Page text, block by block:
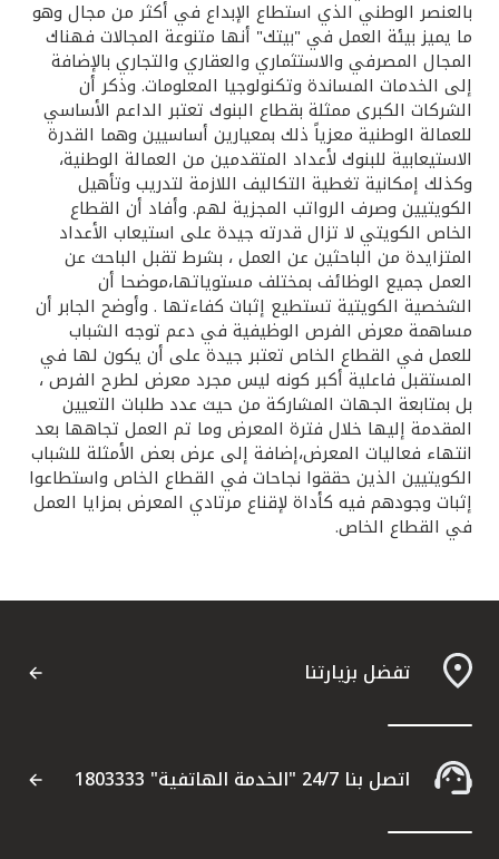
مملكة البحرين
بالعنصر الوطني الذي استطاع الإبداع في أكثر من مجال وهو
ما يميز بيئة العمل في "بيتك" أنها متنوعة المجالات فهناك
المجال المصرفي والاستثماري والعقاري والتجاري بالإضافة
إلى الخدمات المساندة وتكنولوجيا المعلومات. وذكر أن
الشركات الكبرى ممثلة بقطاع البنوك تعتبر الداعم الأساسي
للعمالة الوطنية معزياً ذلك بمعيارين أساسيين وهما القدرة
الاستيعابية للبنوك لأعداد المتقدمين من العمالة الوطنية،
وكذلك إمكانية تغطية التكاليف اللازمة لتدريب وتأهيل
الكويتيين وصرف الرواتب المجزية لهم. وأفاد أن القطاع
الخاص الكويتي لا تزال قدرته جيدة على استيعاب الأعداد
المتزايدة من الباحثين عن العمل ، بشرط تقبل الباحث عن
العمل جميع الوظائف بمختلف مستوياتها،موضحا أن
الشخصية الكويتية تستطيع إثبات كفاءتها . وأوضح الجابر أن
مساهمة معرض الفرص الوظيفية في دعم توجه الشباب
للعمل في القطاع الخاص تعتبر جيدة على أن يكون لها في
المستقبل فاعلية أكبر كونه ليس مجرد معرض لطرح الفرص ،
بل بمتابعة الجهات المشاركة من حيث عدد طلبات التعيين
المقدمة إليها خلال فترة المعرض وما تم العمل تجاهها بعد
انتهاء فعاليات المعرض،إضافة إلى عرض بعض الأمثلة للشباب
الكويتيين الذين حققوا نجاحات في القطاع الخاص واستطاعوا
إثبات وجودهم فيه كأداة لإقناع مرتادي المعرض بمزايا العمل
في القطاع الخاص.
تفضل بزيارتنا
اتصل بنا 24/7 "الخدمة الهاتفية" 1803333